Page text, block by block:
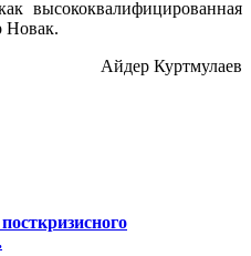
высококвалифицированная
Новак.
Айдер Куртмулаев